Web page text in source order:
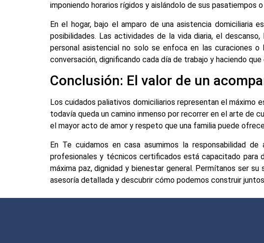
imponiendo horarios rígidos y aislándolo de sus pasatiempos
En el hogar, bajo el amparo de una asistencia domiciliaria
posibilidades. Las actividades de la vida diaria, el
personal asistencial no solo se enfoca en las curaciones
conversación, dignificando cada día de trabajo y haciendo
Conclusión: El valor de un
Los cuidados paliativos domiciliarios representan el máximo
todavía queda un camino inmenso por recorrer en el arte de
el mayor acto de amor y respeto que una familia puede
En Te cuidamos en casa asumimos la responsabilidad
profesionales y técnicos certificados está capacitado para
máxima paz, dignidad y bienestar general. Permítanos ser
asesoría detallada y descubrir cómo podemos construir